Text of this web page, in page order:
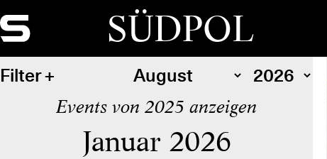
SÜDPOL
Filter
Events von 2025 anzeigen
Januar 2026